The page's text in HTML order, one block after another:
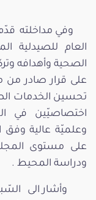
وفي مداخلته
العام للصيدلية
الصحية وأهدافه
على قرار صادر
تحسين الخدمات
اختصاصيّين في
وعلميّة عالية وفق
على مستوى
ودراسة المحيط .
وأشار الى